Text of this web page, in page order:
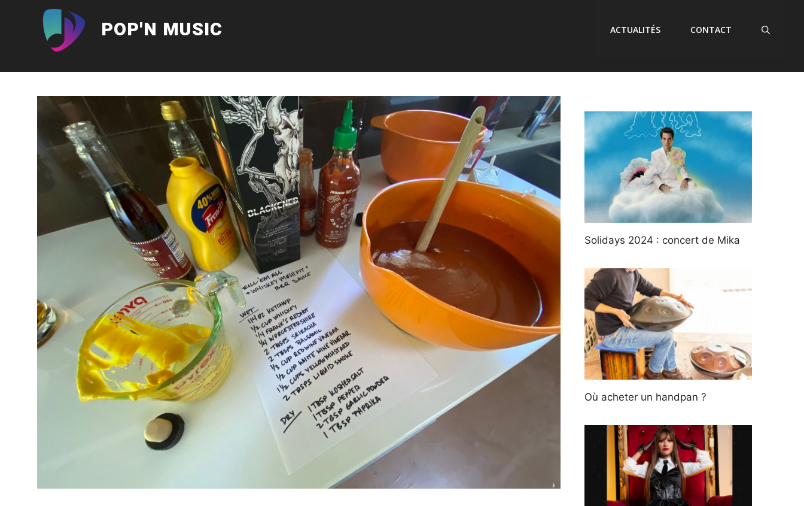
POP'N MUSIC ACTUALITÉS CONTACT
Solidays 2024 : concert de Mika
Où acheter un handpan ?